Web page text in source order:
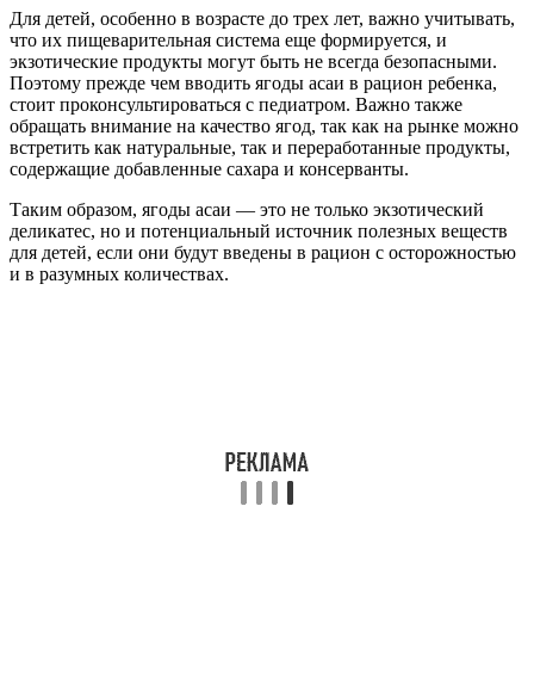
Для детей, особенно в возрасте до трех лет, важно учитывать,
что их пищеварительная система еще формируется, и
экзотические продукты могут быть не всегда безопасными.
Поэтому прежде чем вводить ягоды асаи в рацион ребенка,
стоит проконсультироваться с педиатром. Важно также
обращать внимание на качество ягод, так как на рынке можно
встретить как натуральные, так и переработанные продукты,
содержащие добавленные сахара и консерванты.
Таким образом, ягоды асаи — это не только экзотический
деликатес, но и потенциальный источник полезных веществ
для детей, если они будут введены в рацион с осторожностью
и в разумных количествах.